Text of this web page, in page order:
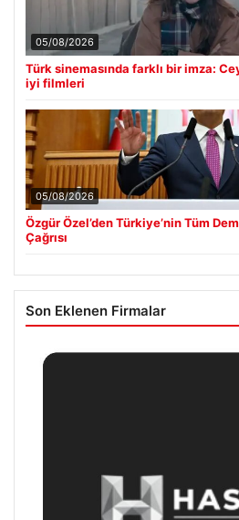
05/08/2026
Türk sinemasında farklı bir imza:
iyi filmleri
05/08/2026
Özgür Özel’den Türkiye’nin Tüm
Çağrısı
Son Eklenen Firmalar